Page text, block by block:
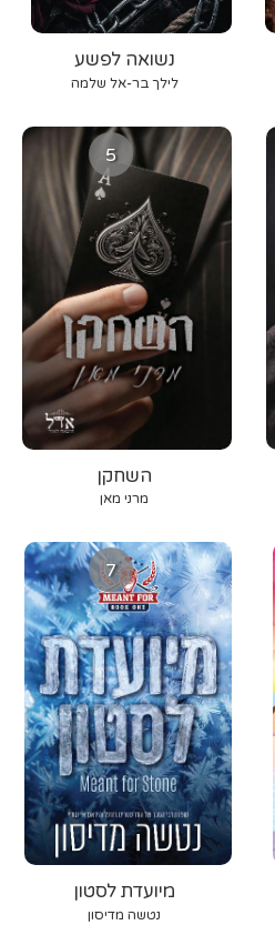
נשואה לפשע
לילך בר-אל שלמה
5
השחקן
מרני מאן
7
מיועדת לסטון
נטשה מדיסון